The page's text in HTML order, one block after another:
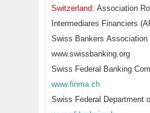
Switzerland: Association
Intermediares Financiers
Swiss Bankers
www.swissbanking.org
Swiss Federal Banking
www.finma.ch
Swiss Federal Department